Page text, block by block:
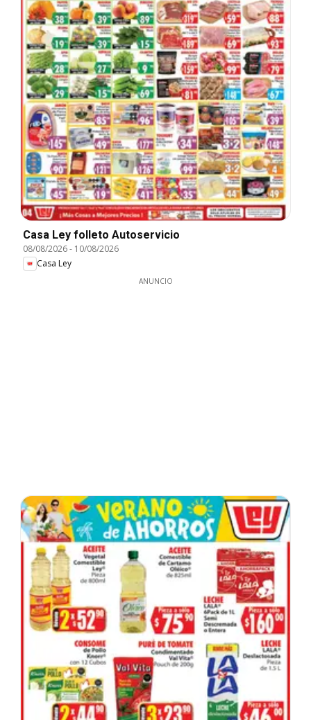
Casa Ley folleto Autoservicio
08/08/2026- 10/08/2026
Casa Ley
ANUNCIO